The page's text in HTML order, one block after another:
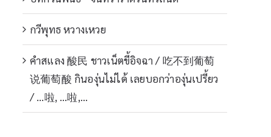
กวีพุทธ หวางเหวย
คำสแลง 酸民 ชาวเน็ตขี้อิจฉา / 吃不到葡萄
说葡萄酸 กินองุ่นไม่ได้ เลยบอกว่าองุ่นเปรี้ยว
/ …啦, …啦,…